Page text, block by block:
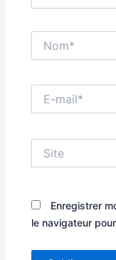
mail*
Enregistrer
le navigateur